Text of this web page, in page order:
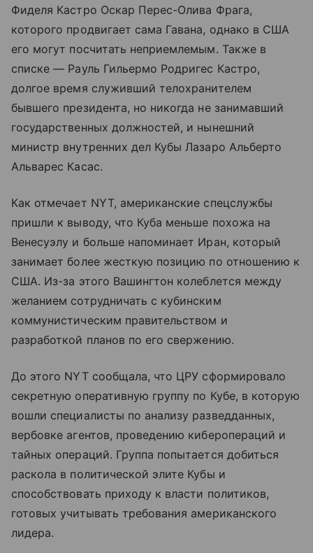
Фиделя Кастро Оскар Перес-Олива Фрага,
которого продвигает сама Гавана, однако в США
его могут посчитать неприемлемым. Также в
списке — Рауль Гильермо Родригес Кастро,
долгое время служивший телохранителем
бывшего президента, но никогда не занимавший
государственных должностей, и нынешний
министр внутренних дел Кубы Лазаро Альберто
Альварес Касас.
Как отмечает NYT, американские спецслужбы
пришли к выводу, что Куба меньше похожа на
Венесуэлу и больше напоминает Иран, который
занимает более жесткую позицию по отношению к
США. Из-за этого Вашингтон колеблется между
желанием сотрудничать с кубинским
коммунистическим правительством и
разработкой планов по его свержению.
До этого NYT сообщала, что ЦРУ сформировало
секретную оперативную группу по Кубе, в которую
вошли специалисты по анализу разведданных,
вербовке агентов, проведению киберопераций и
тайных операций. Группа попытается добиться
раскола в политической элите Кубы и
способствовать приходу к власти политиков,
готовых учитывать требования американского
лидера.